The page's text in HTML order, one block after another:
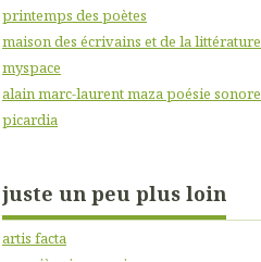
printemps des poètes
maison des écrivains et de la littérature
myspace
alain marc-laurent maza poésie sonore
picardia
juste un peu plus loin
artis facta